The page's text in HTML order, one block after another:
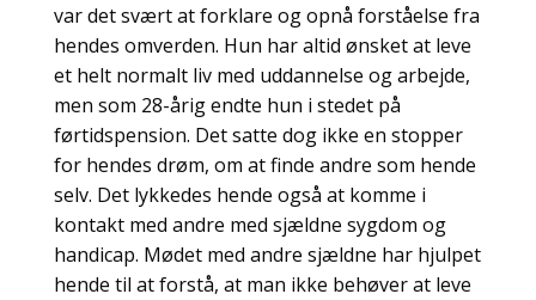
var det svært at forklare og opnå forståelse fra
hendes omverden. Hun har altid ønsket at leve
et helt normalt liv med uddannelse og arbejde,
men som 28-årig endte hun i stedet på
førtidspension. Det satte dog ikke en stopper
for hendes drøm, om at finde andre som hende
selv. Det lykkedes hende også at komme i
kontakt med andre med sjældne sygdom og
handicap. Mødet med andre sjældne har hjulpet
hende til at forstå, at man ikke behøver at leve